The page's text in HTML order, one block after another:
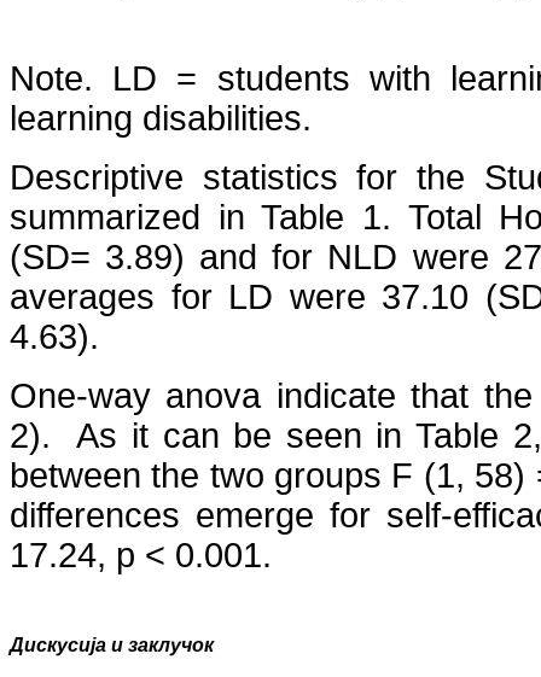
Note. LD = students with
learning disabilities.
Descriptive statistics for the
summarized in Table 1. Total
(SD= 3.89) and for NLD were
averages for LD were 37.10
4.63).
One-way anova indicate that
2). As it can be seen in Table
between the two groups F (1,
differences emerge for self-
17.24, p < 0.001.
Дискусија и заклучок